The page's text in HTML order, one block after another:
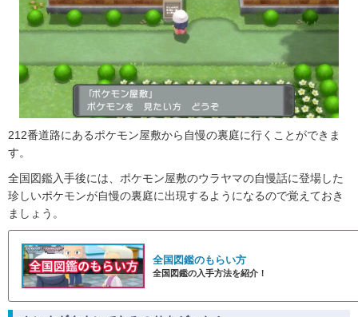
212番道路にあるポケモン屋敷から自慢の裏庭に行くことができま
す。
全国図鑑入手後には、ポケモン屋敷のウラヤマの自慢話に登場した
珍しいポケモンが自慢の裏庭に出現するようになるので覚えておき
ましょう。
全国図鑑のもらい方
全国図鑑の入手方法を紹介！